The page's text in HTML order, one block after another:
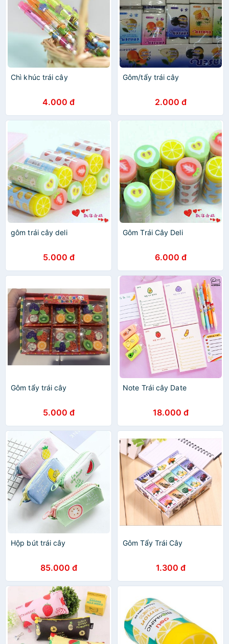
Chì khúc trái cây
4.000 đ
Gôm/tẩy trái cây
2.000 đ
gôm trái cây deli
5.000 đ
Gôm Trái Cây Deli
6.000 đ
Gôm tẩy trái cây
5.000 đ
Note Trái cây Date
18.000 đ
Hộp bút trái cây
85.000 đ
Gôm Tẩy Trái Cây
1.300 đ